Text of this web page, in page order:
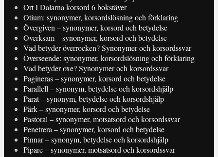
Ort I Dalarna korsord 6 bokstäver
Otium: synonymer, korsordslösning och förklaring
Övergiven – synonymer, korsord och betydelse
Overksam – synonymer, korsord och betydelse
Vad betyder överrocken? Synonymer och korsordssvar
Överseende: synonymer, korsordslösning och förklaring
Vad betyder oxe? Synonymer och korsordssvar
Pagineras – synonymer, korsord och betydelse
Parallell – synonym, betydelse och korsordshjälp
Parat – synonym, betydelse och korsordshjälp
Pärk – synonymer, korsord och betydelse
Pastoral – synonymer, motsatsord och korsordssvar
Penetrera – synonymer, korsord och betydelse
Pinnar – synonym, betydelse och korsordshjälp
Pipare – synonymer, motsatsord och korsordssvar